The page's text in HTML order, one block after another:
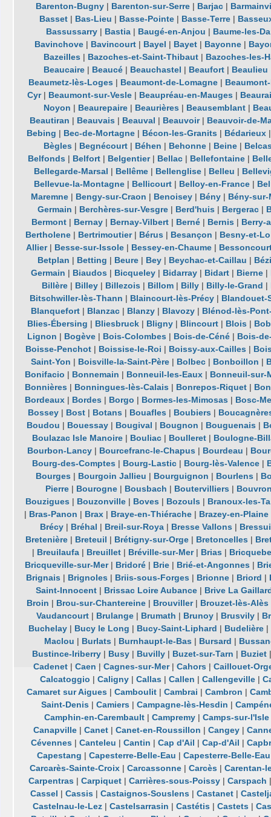
Barenton-Bugny| Barenton-sur-Serre| Barjac|
Basset | Bas-Lieu | Basse-Pointe | Basse-Terre |
Bassussarry | Bastia | Baugé-en-Anjou | Baume-les-
Bavinchove| Bavincourt| Bayel | Bayet| Bayonne|
Bazeilles | Bazoches-et-Saint-Thibaut | Bazoches-les-
Beaucaire | Beaucé | Beauchastel | Beaufort | Beaulieu
Beaumetz-lès-Loges | Beaumont-de-Lomagne|
Cyr| Beaumont-sur-Vesle| Beaupréau-en-Mauges |
Noyon | Beaurepaire| Beaurières | Beausemblant|
Beautiran | Beauvais | Beauval | Beauvoir| Beauvoir-de-
Bebing | Bec-de-Mortagne | Bécon-les-Granits | Bédarieux
Bègles | Begnécourt| Béhen | Behonne| Beine|
Belfonds | Belfort | Belgentier| Bellac | Bellefontaine |
Bellegarde-Marsal | Bellême | Bellenglise | Belleu |
Bellevue-la-Montagne| Bellicourt| Belloy-en-France|
Maremne | Bengy-sur-Craon | Benoisey | Bény | Bény-sur-
Germain | Berchères-sur-Vesgre | Berd'huis | Bergerac |
Bermont| Bernay| Bernay-Vilbert| Berné| Bernis | Berry-
Bertholene | Bertrimoutier | Bérus | Besançon | Besny-et-
Allier| Besse-sur-Issole| Bessey-en-Chaume|
Betplan | Betting | Beure | Bey | Beychac-et-Caillau |
Germain | Biaudos | Bicqueley| Bidarray| Bidart| Bierne|
Billère| Billey| Billezois | Billom| Billy| Billy-le-Grand |
Bitschwiller-lès-Thann | Blaincourt-lès-Précy| Blandouet-
Blanquefort| Blanzac| Blanzy| Blavozy| Blénod-lès-
Blies-Ébersing | Bliesbruck| Bligny| Blincourt| Blois |
Lignon | Bogève| Bois-Colombes | Bois-de-Céné| Bois-
Boisse-Penchot| Boissise-le-Roi | Boissy-aux-Cailles |
Saint-Yon | Boisville-la-Saint-Père| Bolbec| Bonboillon |
Bonifacio | Bonnemain | Bonneuil-les-Eaux | Bonneuil-sur-
Bonnières | Bonningues-lès-Calais | Bonrepos-Riquet|
Bordeaux| Bordes | Borgo | Bormes-les-Mimosas | Bosc-
Bossey| Bost| Botans | Bouafles | Boubiers |
Boudou | Bouessay| Bougival | Bougnon | Bouguenais |
Boulazac Isle Manoire | Bouliac | Boulleret | Boulogne-
Bourbon-Lancy| Bourcefranc-le-Chapus | Bourdeau |
Bourg-des-Comptes | Bourg-Lastic| Bourg-lès-Valence|
Bourges | Bourgoin Jallieu | Bourguignon | Bourlens |
Pierre| Bourogne| Bousbach | Boutervilliers |
Bouzigues | Bouzonville| Boves | Bozouls | Branoux-les-
| Bras-Panon | Brax | Braye-en-Thiérache | Brazey-en-Plaine
Brécy| Bréhal | Breil-sur-Roya| Bresse Vallons |
Bretenière | Breteuil | Brétigny-sur-Orge | Bretoncelles |
| Breuilaufa | Breuillet | Bréville-sur-Mer| Brias |
Bricqueville-sur-Mer| Bridoré| Brie| Brié-et-Angonnes |
Brignais | Brignoles | Briis-sous-Forges | Brionne| Briord |
Saint-Innocent| Brissac Loire Aubance| Brive La
Broin | Brou-sur-Chantereine | Brouviller| Brouzet-lès-Alès
Vaudancourt| Brulange| Brumath | Brunoy| Brusvily|
Buchelay| Bucy le Long | Bucy-Saint-Liphard | Budelière|
Maclou | Burlats | Burnhaupt-le-Bas | Bursard |
Bustince-Iriberry | Busy | Buvilly | Buzet-sur-Tarn | Buziet
Cadenet |Caen |Cagnes-sur-Mer|Cahors |Caillouet-
Calcatoggio | Caligny| Callas| Callen | Callengeville|
Camaret sur Aigues |Camboulit |Cambrai |Cambron |
Saint-Denis| Camiers| Campagne-lès-Hesdin |
Camphin-en-Carembault| Campremy| Camps-sur-l'Isle
Canapville |Canet |Canet-en-Roussillon |Cangey |
Cévennes |Canteleu |Cantin |Cap d'Ail |Cap-d'Ail |
Capestang | Capesterre-Belle-Eau | Capesterre-Belle-Eau
Carcarès-Sainte-Croix |Carcassonne |Carcès |Carentan-
Carpentras| Carpiquet| Carrières-sous-Poissy| Carspach
Cassel | Cassis| Castaignos-Souslens| Castanet|
Castelnau-le-Lez |Castelsarrasin |Castétis |Castets |